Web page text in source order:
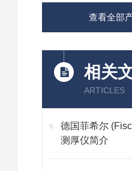
查看全部
相关
ARTICLES
德国菲希尔
测厚仪简介